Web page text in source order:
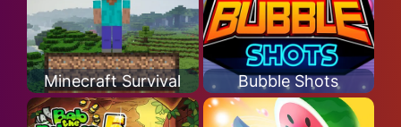
Minecraft Survival Bubble Shots